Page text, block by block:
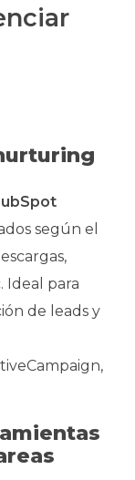
según el
Ideal para
de leads y